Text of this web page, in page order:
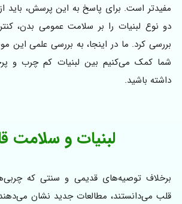
مفیدتر است. برای پاسخ به این پرسش، باید از
دو نوع لبنیات را بر سلامت عمومی بدن،
بررسی کرد. ما در اینجا، به بررسی علمی این
شما کمک می‌کنیم بین لبنیات کم چرب و
داشته باشید.
لبنیات و سلامت
برخلاف توصیه‌های قدیمی و سنتی که
قلب می‌دانستند، مطالعات جدید نشان